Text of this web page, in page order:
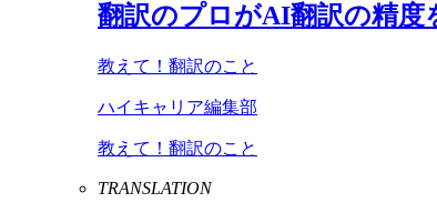
翻訳のプロがAI翻訳の精度
教えて！翻訳のこと
ハイキャリア編集部
教えて！翻訳のこと
TRANSLATION